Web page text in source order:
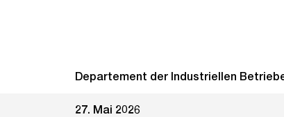
Departement der Industriellen
27. Mai 2026